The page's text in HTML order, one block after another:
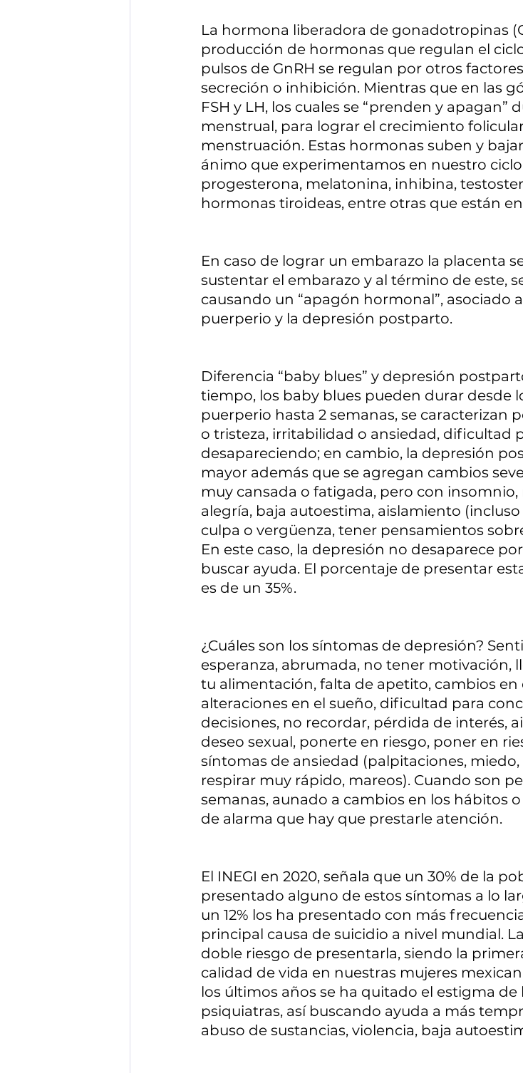
La hormona liberadora de gonadotropinas
producción de hormonas que regulan el
pulsos de GnRH se regulan por otros
secreción o inhibición. Mientras que en las
FSH y LH, los cuales se “prenden y apagan”
menstrual, para lograr el crecimiento
menstruación. Estas hormonas suben y
ánimo que experimentamos en nuestro
progesterona, melatonina, inhibina,
hormonas tiroideas, entre otras que están
En caso de lograr un embarazo la placenta
sustentar el embarazo y al término de este,
causando un “apagón hormonal”, asociado
puerperio y la depresión postparto.
Diferencia “baby blues” y depresión
tiempo, los baby blues pueden durar desde
puerperio hasta 2 semanas, se caracterizan
o tristeza, irritabilidad o ansiedad, dificultad
desapareciendo; en cambio, la depresión
mayor además que se agregan cambios
muy cansada o fatigada, pero con
alegría, baja autoestima, aislamiento
culpa o vergüenza, tener pensamientos
En este caso, la depresión no desaparece
buscar ayuda. El porcentaje de presentar
es de un 35%.
¿Cuáles son los síntomas de depresión?
esperanza, abrumada, no tener motivación,
tu alimentación, falta de apetito, cambios en
alteraciones en el sueño, dificultad para
decisiones, no recordar, pérdida de interés,
deseo sexual, ponerte en riesgo, poner en
síntomas de ansiedad (palpitaciones,
respirar muy rápido, mareos). Cuando son
semanas, aunado a cambios en los hábitos
de alarma que hay que prestarle atención.
El INEGI en 2020, señala que un 30% de la
presentado alguno de estos síntomas a lo
un 12% los ha presentado con más
principal causa de suicidio a nivel mundial.
doble riesgo de presentarla, siendo la
calidad de vida en nuestras mujeres
los últimos años se ha quitado el estigma de
psiquiatras, así buscando ayuda a más
abuso de sustancias, violencia, baja